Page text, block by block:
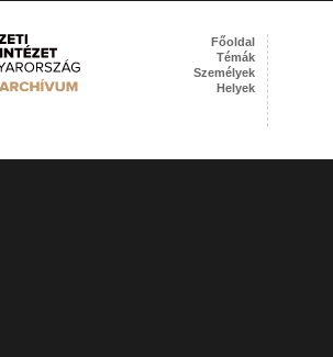
Főoldal
Témák
Személyek
Helyek